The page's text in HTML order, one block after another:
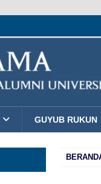
GUYUB RUKUN